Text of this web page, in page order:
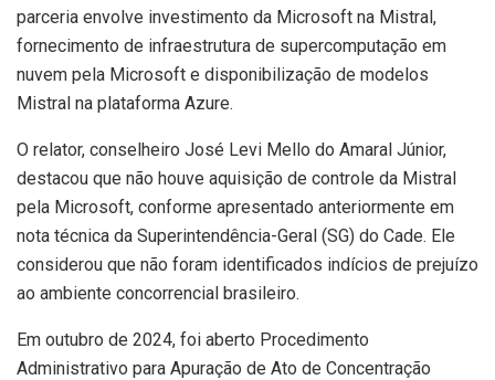
parceria envolve investimento da Microsoft na Mistral,
fornecimento de infraestrutura de supercomputação em
nuvem pela Microsoft e disponibilização de modelos
Mistral na plataforma Azure.
O relator, conselheiro José Levi Mello do Amaral Júnior,
destacou que não houve aquisição de controle da Mistral
pela Microsoft, conforme apresentado anteriormente em
nota técnica da Superintendência-Geral (SG) do Cade. Ele
considerou que não foram identificados indícios de prejuízo
ao ambiente concorrencial brasileiro.
Em outubro de 2024, foi aberto Procedimento
Administrativo para Apuração de Ato de Concentração